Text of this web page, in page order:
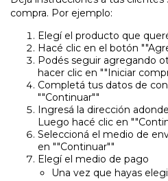
compra. Por ejemplo:
Elegí el producto que
Hacé clic en el botón
Podés seguir agregando
hacer clic en ""Iniciar
Completá tus datos de
""Continuar""
Ingresá la dirección
Luego hacé clic en
Seleccioná el medio de
en ""Continuar""
Elegí el medio de pago
Una vez que hayas